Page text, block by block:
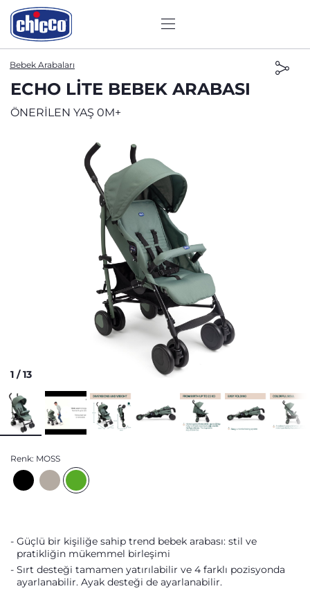
Bebek Arabaları
ECHO LITE BEBEK ARABASI
ÖNERİLEN YAŞ 0M+
1 /13
Renk: MOSS
Güçlü bir kişiliğe sahip trend bebek arabası: stil ve
pratikliğin mükemmel birleşimi
Sırt desteği tamamen yatırılabilir ve 4 farklı pozisyonda
ayarlanabilir. Ayak desteği de ayarlanabilir.